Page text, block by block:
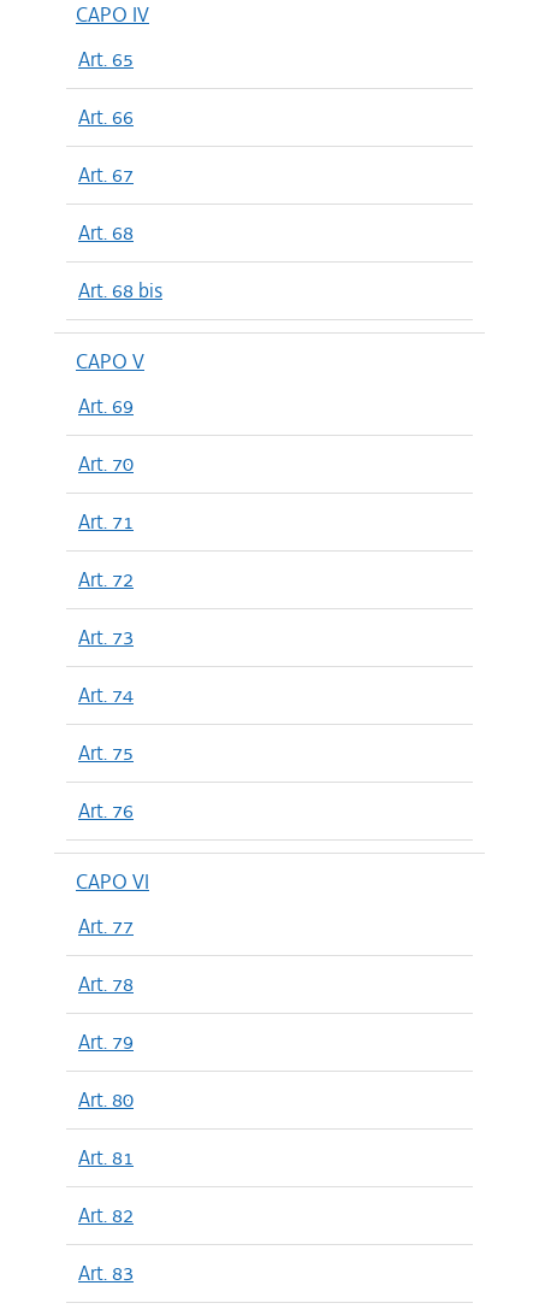
CAPO IV
Art. 65
Art. 66
Art. 67
Art. 68
Art. 68 bis
CAPO V
Art. 69
Art. 70
Art. 71
Art. 72
Art. 73
Art. 74
Art. 75
Art. 76
CAPO VI
Art. 77
Art. 78
Art. 79
Art. 80
Art. 81
Art. 82
Art. 83